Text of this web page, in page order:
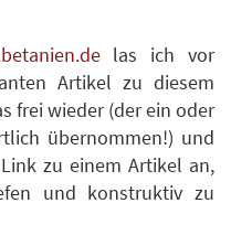
las ich vor
Artikel zu diesem
frei wieder (der ein oder
übernommen!) und
zu einem Artikel an,
und konstruktiv zu